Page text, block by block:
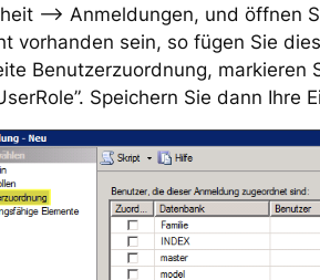
–> Anmeldungen, und öffnen
vorhanden sein, so fügen Sie
Benutzerzuordnung,
Speichern Sie dann Ihre